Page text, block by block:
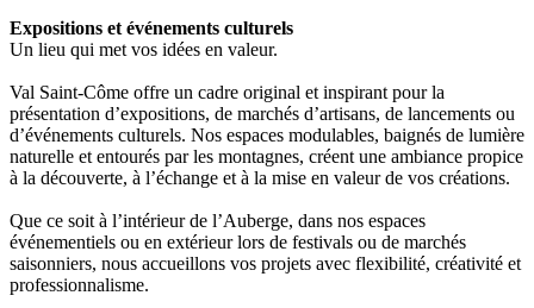
Expositions et événements culturels
Un lieu qui met vos idées en valeur.
Val Saint-Côme offre un cadre original et inspirant pour la
présentation d’expositions, de marchés d’artisans, de lancements ou
d’événements culturels. Nos espaces modulables, baignés de lumière
naturelle et entourés par les montagnes, créent une ambiance propice
à la découverte, à l’échange et à la mise en valeur de vos créations.
Que ce soit à l’intérieur de l’Auberge, dans nos espaces
événementiels ou en extérieur lors de festivals ou de marchés
saisonniers, nous accueillons vos projets avec flexibilité, créativité et
professionnalisme.